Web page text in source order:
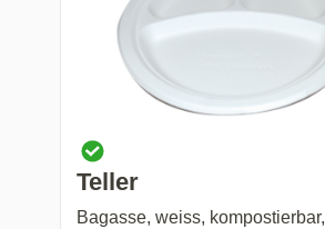
Teller
Bagasse, weiss, kompostierbar,